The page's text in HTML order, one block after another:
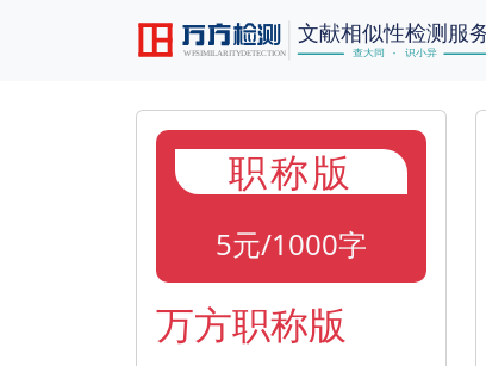
职称版
5元/1000字
万方职称版